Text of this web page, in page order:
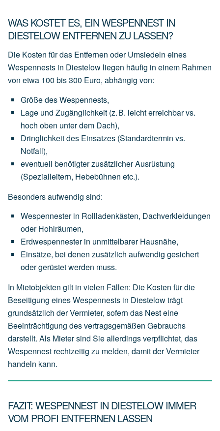
WAS KOSTET ES, EIN WESPENNEST IN
DIESTELOW ENTFERNEN ZU LASSEN?
Die Kosten für das Entfernen oder Umsiedeln eines
Wespennests in Diestelow liegen häufig in einem Rahmen
von etwa 100 bis 300 Euro, abhängig von:
Größe des Wespennests,
Lage und Zugänglichkeit (z.B. leichterreichbarvs.
hoch oben unterdem Dach),
Dringlichkeit des Einsatzes (Standardtermin vs.
Notfall),
eventuell benötigterzusätzlicher Ausrüstung
(Spezialleitern, Hebebühnen etc.).
Besonders aufwendig sind:
Wespennester in Rollladenkästen, Dachverkleidungen
oder Hohlräumen,
Erdwespennester in unmittelbarer Hausnähe,
Einsätze, bei denen zusätzlich aufwendig gesichert
odergerüstetwerden muss.
In Mietobjekten gilt in vielen Fällen: Die Kosten für die
Beseitigung eines Wespennests in Diestelow trägt
grundsätzlich derVermieter, sofern das Nest eine
Beeinträchtigung des vertragsgemäßen Gebrauchs
darstellt. Als Mieter sind Sie allerdings verpflichtet, das
Wespennest rechtzeitig zu melden, damit der Vermieter
handeln kann.
FAZIT: WESPENNEST IN DIESTELOW IMMER
VOM PROFI ENTFERNEN LASSEN